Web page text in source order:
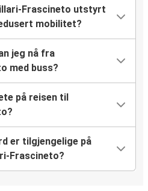
Frascineto utstyrt
mobilitet?
jeg nå fra
med buss?
på reisen til
er tilgjengelige på
Frascineto?